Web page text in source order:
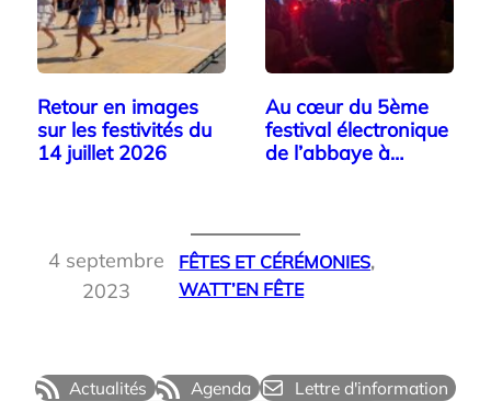
Retour en images
sur les festivités du
14 juillet 2026
Au cœur du 5ème
festival électronique
de l’abbaye à
4 septembre
2023
FÊTES ET CÉRÉMONIES
WATT’EN FÊTE
Actualités Agenda
Lettre d'information